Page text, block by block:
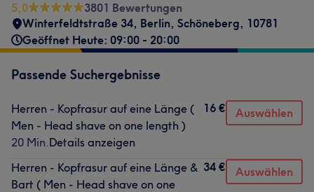
5,0
3801 Bewertungen
Winterfeldtstraße 34, Berlin, Schöneberg, 10781
Geöffnet Heute: 09:00 - 20:00
Passende Suchergebnisse
Herren - Kopfrasur auf eine Länge (
Men - Head shave on one length )
20 Min.Details anzeigen
16 € Auswählen
Herren - Kopfrasur auf eine Länge &
Bart ( Men - Head shave on one
34 € Auswählen